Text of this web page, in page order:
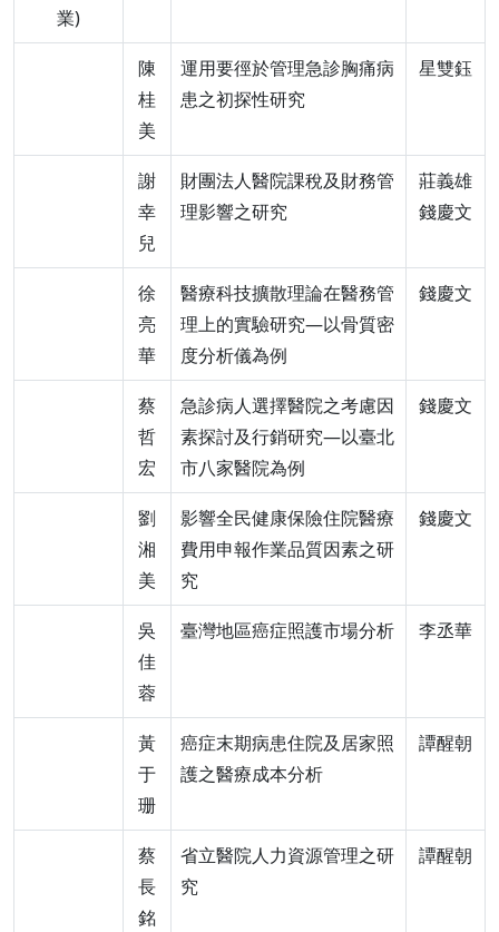
業)
陳
桂
美
運用要徑於管理急診胸痛病
患之初探性研究
星雙鈺
謝
幸
兒
財團法人醫院課稅及財務管
理影響之研究
莊義雄
錢慶文
徐
亮
華
醫療科技擴散理論在醫務管
理上的實驗研究—以骨質密
度分析儀為例
錢慶文
蔡
哲
宏
急診病人選擇醫院之考慮因
素探討及行銷研究—以臺北
市八家醫院為例
錢慶文
劉
湘
美
影響全民健康保險住院醫療
費用申報作業品質因素之研
究
錢慶文
吳
佳
蓉
臺灣地區癌症照護市場分析 李丞華
黃
于
珊
癌症末期病患住院及居家照
護之醫療成本分析
譚醒朝
蔡
長
銘
省立醫院人力資源管理之研
究
譚醒朝